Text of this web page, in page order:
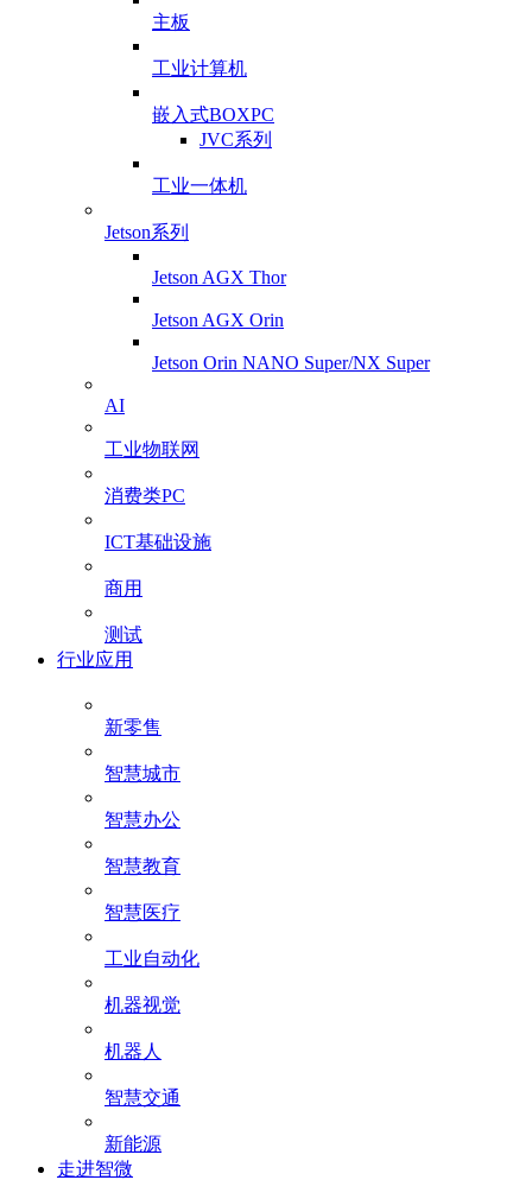
主板
工业计算机
嵌入式BOXPC
JVC系列
工业一体机
Jetson系列
Jetson AGX Thor
Jetson AGX Orin
Jetson Orin NANO Super/NX Super
AI
工业物联网
消费类PC
ICT基础设施
商用
测试
行业应用
新零售
智慧城市
智慧办公
智慧教育
智慧医疗
工业自动化
机器视觉
机器人
智慧交通
新能源
走进智微